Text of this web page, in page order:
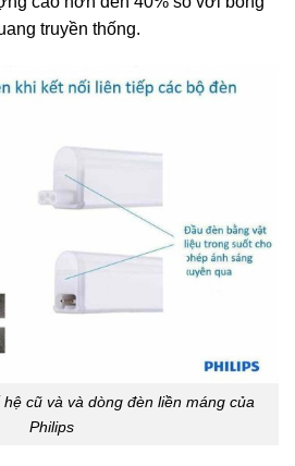
truyền thống.
cũ và và dòng đèn liền máng của
Philips